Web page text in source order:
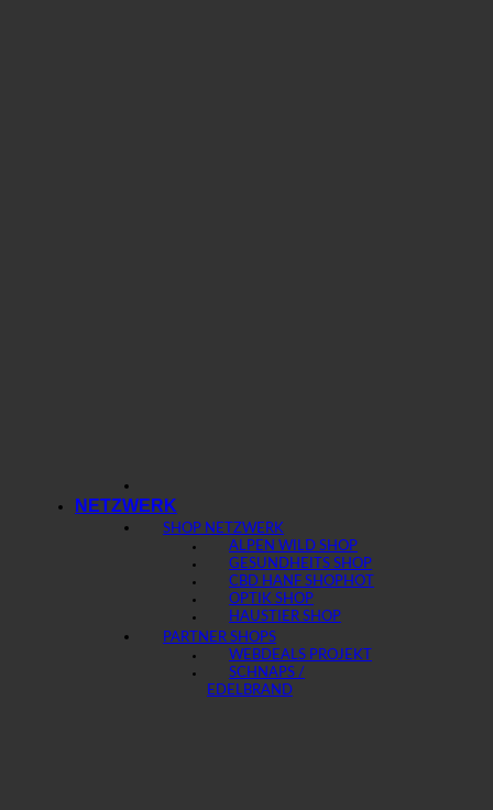
NETZWERK
SHOP NETZWERK
ALPEN WILD SHOP
GESUNDHEITS SHOP
CBD HANF SHOP
OPTIK SHOP
HAUSTIER SHOP
PARTNER SHOPS
WEBDEALS PROJEKT
SCHNAPS /
EDELBRAND